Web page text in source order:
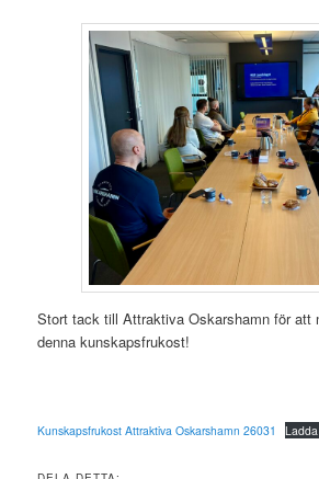
Stort tack till Attraktiva Oskarshamn för att
denna kunskapsfrukost!
Kunskapsfrukost Attraktiva Oskarshamn 26031